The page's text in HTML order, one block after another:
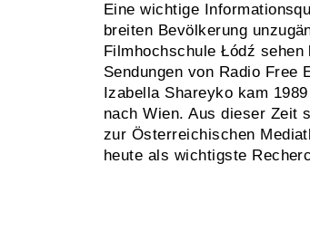
Eine wichtige
breiten Bevölkerung
Filmhochschule Łódź
Sendungen von Radio Free
Izabella Shareyko kam
nach Wien. Aus dieser Zeit
zur Österreichischen
heute als wichtigste